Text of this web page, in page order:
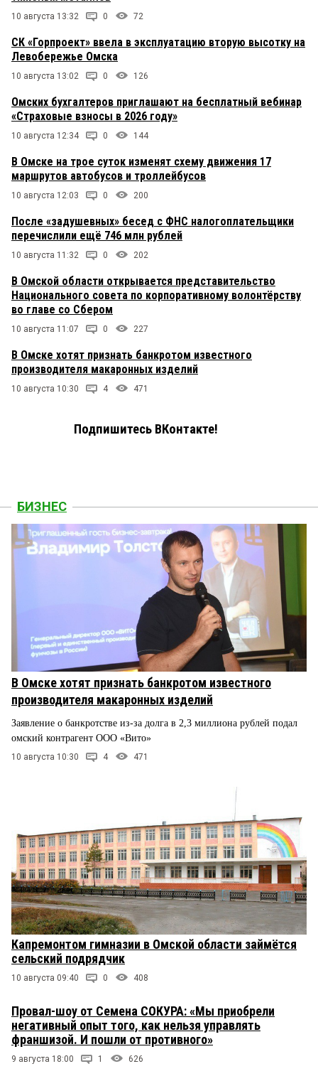
10 августа 13:32 0 72
СК «Горпроект» ввела в эксплуатацию вторую высотку на
Левобережье Омска
10 августа 13:02 0 126
Омских бухгалтеров приглашают на бесплатный вебинар
«Страховые взносы в 2026 году»
10 августа 12:34 0 144
В Омске на трое суток изменят схему движения 17
маршрутов автобусов и троллейбусов
10 августа 12:03 0 200
После «задушевных» бесед с ФНС налогоплательщики
перечислили ещё 746 млн рублей
10 августа 11:32 0 202
В Омской области открывается представительство
Национального совета по корпоративному волонтёрству
во главе со Сбером
10 августа 11:07 0 227
В Омске хотят признать банкротом известного
производителя макаронных изделий
10 августа 10:30 4 471
Подпишитесь ВКонтакте!
БИЗНЕС
В Омске хотят признать банкротом известного
производителя макаронных изделий
Заявление о банкротстве из-за долга в 2,3 миллиона рублей подал
омский контрагент ООО «Вито»
10 августа 10:30 4 471
Капремонтом гимназии в Омской области займётся
сельский подрядчик
10 августа 09:40 0 408
Провал-шоу от Семена СОКУРА: «Мы приобрели
негативный опыт того, как нельзя управлять
франшизой. И пошли от противного»
9 августа 18:00 1 626